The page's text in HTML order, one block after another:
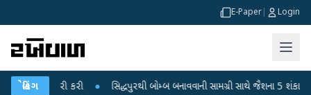
E-Paper Login
બ્રેકિંગ
કરી સિદ્ધપુરથી બોમ્બ બનાવવાની સામગ્રી સાથે જૈશના 5 શંકાસ્પદ આતંકી